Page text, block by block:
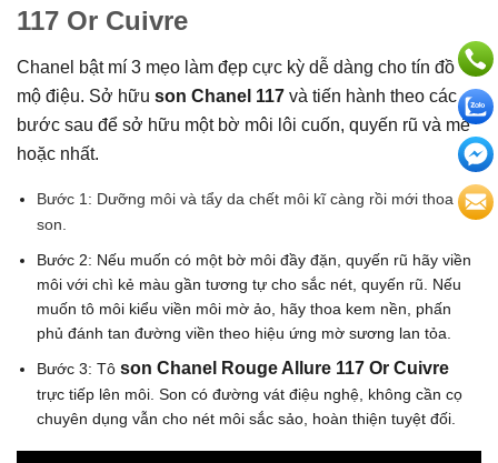
117 Or Cuivre
Chanel bật mí 3 mẹo làm đẹp cực kỳ dễ dàng cho tín đồ
mộ điệu. Sở hữu son Chanel 117 và tiến hành theo các
bước sau để sở hữu một bờ môi lôi cuốn, quyến rũ và mê
hoặc nhất.
Bước 1: Dưỡng môi và tẩy da chết môi kĩ càng rồi mới thoa
son.
Bước 2: Nếu muốn có một bờ môi đầy đặn, quyến rũ hãy viền
môi với chì kẻ màu gần tương tự cho sắc nét, quyến rũ. Nếu
muốn tô môi kiểu viền môi mờ ảo, hãy thoa kem nền, phấn
phủ đánh tan đường viền theo hiệu ứng mờ sương lan tỏa.
Bước 3: TôsonChanel Rouge Allure 117 Or Cuivre
trực tiếp lên môi. Son có đường vát điệu nghệ, không cần cọ
chuyên dụng vẫn cho nét môi sắc sảo, hoàn thiện tuyệt đối.